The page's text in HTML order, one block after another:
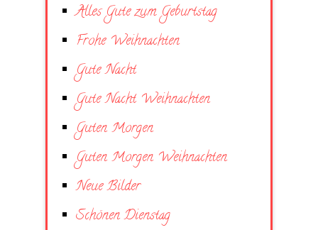
Alles Gute zum Geburtstag
Frohe Weihnachten
Gute Nacht
Gute Nacht Weihnachten
Guten Morgen
Guten Morgen Weihnachten
Neue Bilder
Schönen Dienstag